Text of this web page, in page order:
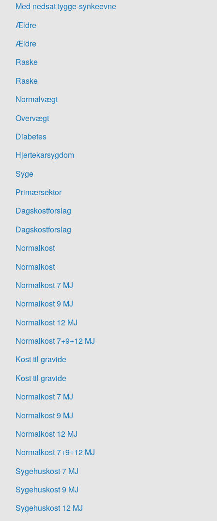
Med nedsat tygge-synkeevne
Ældre
Ældre
Raske
Raske
Normalvægt
Overvægt
Diabetes
Hjertekarsygdom
Syge
Primærsektor
Dagskostforslag
Dagskostforslag
Normalkost
Normalkost
Normalkost 7 MJ
Normalkost 9 MJ
Normalkost 12 MJ
Normalkost 7+9+12 MJ
Kost til gravide
Kost til gravide
Normalkost 7 MJ
Normalkost 9 MJ
Normalkost 12 MJ
Normalkost 7+9+12 MJ
Sygehuskost 7 MJ
Sygehuskost 9 MJ
Sygehuskost 12 MJ